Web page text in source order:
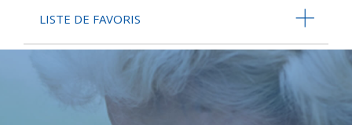
LISTE DE FAVORIS